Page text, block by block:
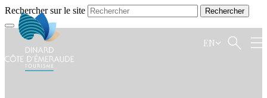
Rechercher sur le site
EN